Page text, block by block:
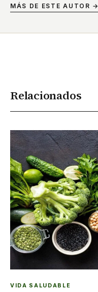
MÁS DE ESTE AUTOR →
Relacionados
VIDA SALUDABLE